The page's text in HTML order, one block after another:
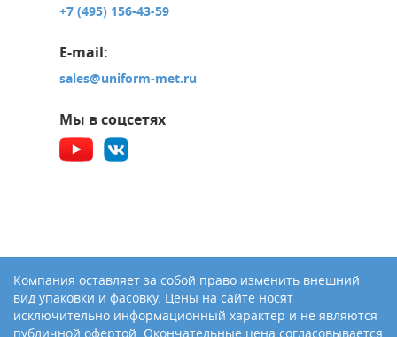
+7 (495) 156-43-59
E-mail:
sales@uniform-met.ru
Мы в соцсетях
Компания оставляет за собой право изменить внешний
вид упаковки и фасовку. Цены на сайте носят
исключительно информационный характер и не являются
публичной офертой. Окончательные цена согласовывается